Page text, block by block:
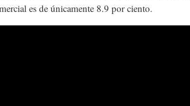
es de únicamente 8.9 por ciento.